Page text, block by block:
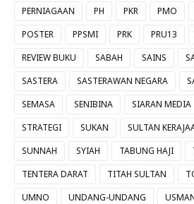
PERNIAGAAN
PH PKR PMO
POSTER
PPSMI PRK PRU13
REVIEW BUKU
SABAH SAINS
SASTERA
SASTERAWAN NEGARA
SEMASA
SENIBINA SIARAN MEDIA
STRATEGI
SUKAN
SULTAN
SUNNAH
SYIAH TABUNG HAJI
TENTERA DARAT
TITAH SULTAN
UMNO
UNDANG-UNDANG